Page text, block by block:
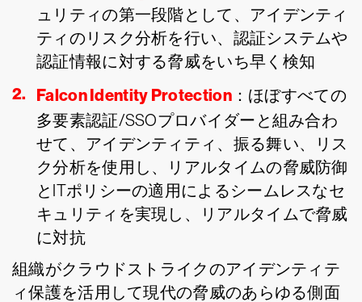
ュリティの第一段階として、アイデンティ
ティのリスク分析を行い、認証システムや
認証情報に対する脅威をいち早く検知
Falcon Identity Protection：ほぼすべての
多要素認証/SSOプロバイダーと組み合わ
せて、アイデンティティ、振る舞い、リス
ク分析を使用し、リアルタイムの脅威防御
とITポリシーの適用によるシームレスなセ
キュリティを実現し、リアルタイムで脅威
に対抗
組織がクラウドストライクのアイデンティテ
ィ保護を活用して現代の脅威のあらゆる側面